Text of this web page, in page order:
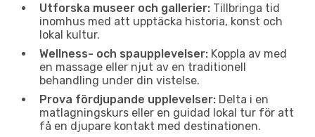
Utforska museer och gallerier: Tillbringa tid
inomhus med att upptäcka historia, konst och
lokal kultur.
Wellness- och spaupplevelser: Koppla av med
en massage eller njut av en traditionell
behandling under din vistelse.
Prova fördjupande upplevelser: Delta i en
matlagningskurs eller en guidad lokal tur för att
få en djupare kontakt med destinationen.